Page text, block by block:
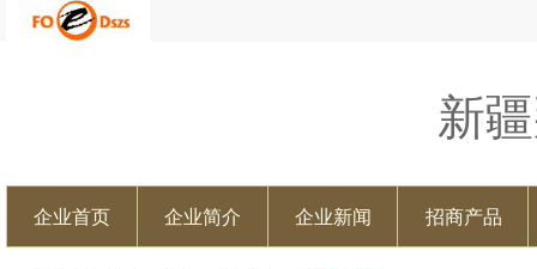
新
企业首页 企业简介 企业新闻 招商产品